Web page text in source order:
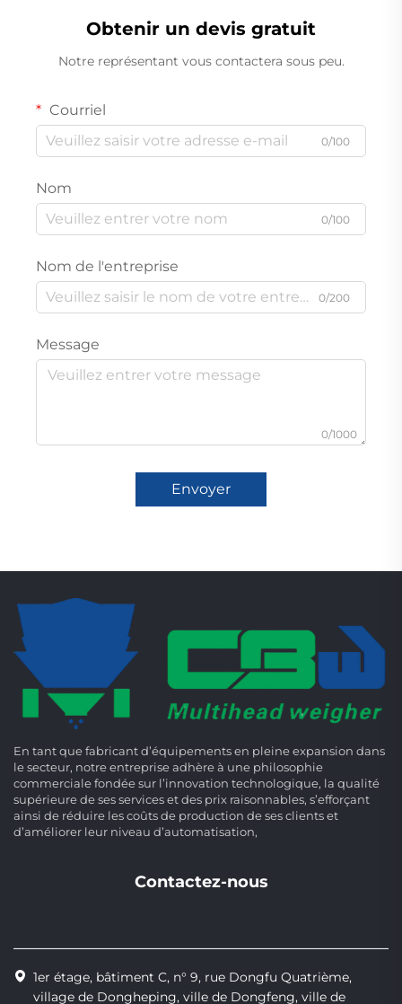
Obtenir un devis gratuit
Notre représentant vous contactera sous peu.
Courriel
0/100
Nom
0/100
Nom de l'entreprise
0/200
Message
0/1000
Envoyer
En tant que fabricant d’équipements en pleine expansion dans
le secteur, notre entreprise adhère à une philosophie
commerciale fondée sur l’innovation technologique, la qualité
supérieure de ses services et des prix raisonnables, s’efforçant
ainsi de réduire les coûts de production de ses clients et
d’améliorer leur niveau d’automatisation,
Contactez-nous
1er étage, bâtiment C, n° 9, rue Dongfu Quatrième,
village de Dongheping, ville de Dongfeng, ville de